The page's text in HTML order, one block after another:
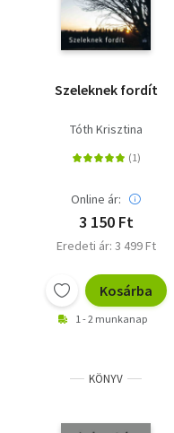
Szeleknek fordít
Tóth Krisztina
Online ár:
3 150 Ft
Eredeti ár: 3 499 Ft
Kosárba
1 - 2 munkanap
KÖNYV